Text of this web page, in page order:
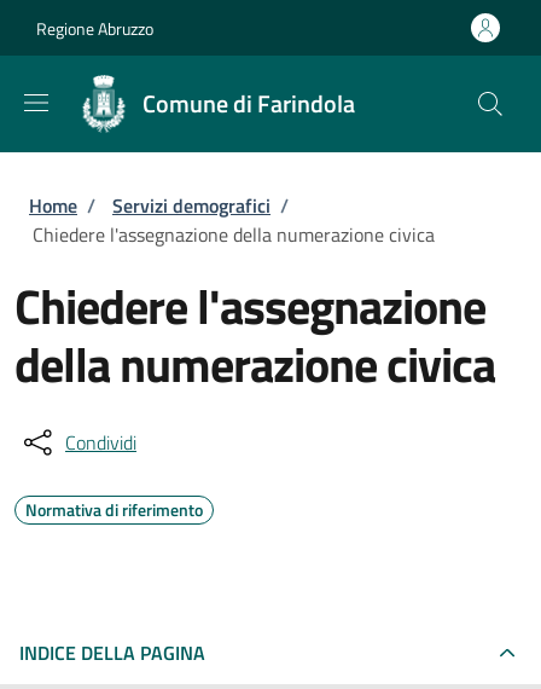
Regione Abruzzo
Comune di Farindola
Briciole di pane
Home / Servizi demografici /
Chiedere l'assegnazione della numerazione civica
Chiedere l'assegnazione
della numerazione civica
Condividi
Normativa di riferimento
INDICE DELLA PAGINA